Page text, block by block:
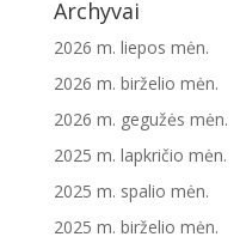
Archyvai
2026 m. liepos mėn.
2026 m. birželio mėn.
2026 m. gegužės mėn.
2025 m. lapkričio mėn.
2025 m. spalio mėn.
2025 m. birželio mėn.